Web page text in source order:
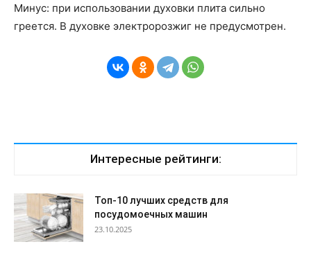
Минус: при использовании духовки плита сильно
греется. В духовке электророзжиг не предусмотрен.
Интересные рейтинги:
Топ-10 лучших средств для
посудомоечных машин
23.10.2025